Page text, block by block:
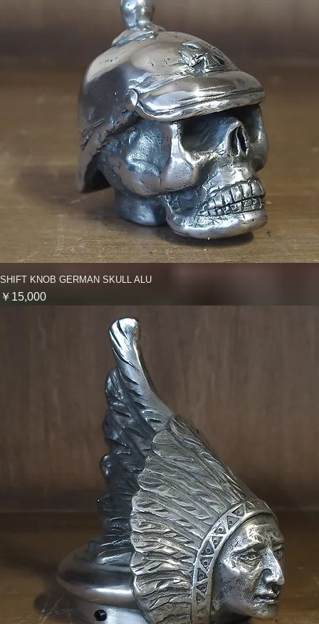
クイックビュー
SHIFT KNOB GERMAN SKULL ALU
価格
￥15,000